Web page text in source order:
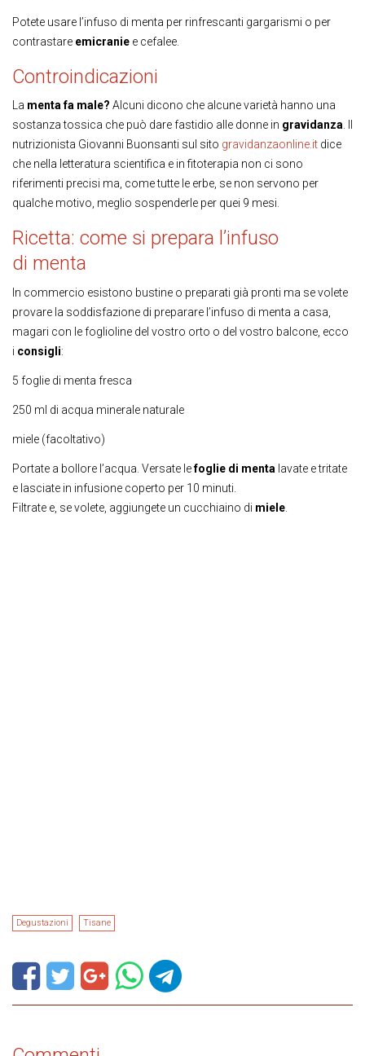
Potete usare l’infuso di menta per rinfrescanti gargarismi o per
contrastare emicranie e cefalee.
Controindicazioni
La menta fa male? Alcuni dicono che alcune varietà hanno una
sostanza tossica che può dare fastidio alle donne in gravidanza. Il
nutrizionista Giovanni Buonsanti sul sito gravidanzaonline.it dice
che nella letteratura scientifica e in fitoterapia non ci sono
riferimenti precisi ma, come tutte le erbe, se non servono per
qualche motivo, meglio sospenderle per quei 9 mesi.
Ricetta: come si prepara l’infuso
di menta
In commercio esistono bustine o preparati già pronti ma se volete
provare la soddisfazione di preparare l’infuso di menta a casa,
magari con le foglioline del vostro orto o del vostro balcone, ecco
i consigli:
5 foglie di menta fresca
250 ml di acqua minerale naturale
miele (facoltativo)
Portate a bollore l’acqua. Versate lefoglie di menta lavate e tritate
e lasciate in infusione coperto per 10 minuti.
Filtrate e, se volete, aggiungete un cucchiaino di miele
Degustazioni Tisane